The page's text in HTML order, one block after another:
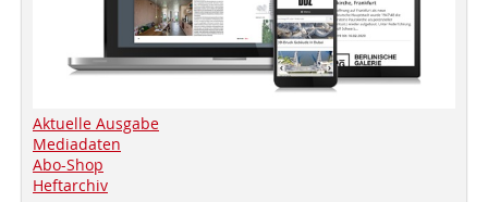
Aktuelle Ausgabe
Mediadaten
Abo-Shop
Heftarchiv